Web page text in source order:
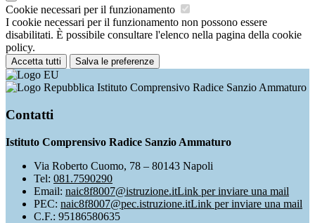
Cookie necessari per il funzionamento
I cookie necessari per il funzionamento non possono essere
disabilitati. È possibile consultare l'elenco nella pagina della cookie
policy.
Accetta tutti Salva le preferenze
Istituto Comprensivo Radice Sanzio Ammaturo
Contatti
Istituto Comprensivo Radice Sanzio Ammaturo
Via Roberto Cuomo, 78 – 80143 Napoli
Tel: 081.7590290
Email: naic8f8007@istruzione.itLink per inviare una mail
PEC: naic8f8007@pec.istruzione.itLink per inviare una mail
C.F.: 95186580635